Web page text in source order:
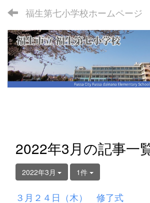
福生第七小学校ホームページ
2022年3月の記事一
2022年3月 1件
３月２４日（木） 修了式